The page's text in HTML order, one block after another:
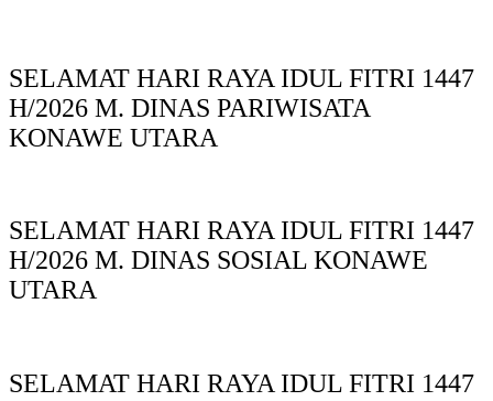
SELAMAT HARI RAYA IDUL FITRI 1447
H/2026 M. DINAS PARIWISATA
KONAWE UTARA
SELAMAT HARI RAYA IDUL FITRI 1447
H/2026 M. DINAS SOSIAL KONAWE
UTARA
SELAMAT HARI RAYA IDUL FITRI 1447